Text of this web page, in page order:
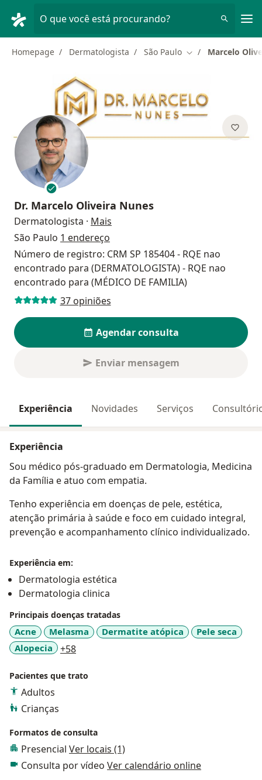
O que você está procurando?
Homepage Dermatologista São Paulo Mudar de cidade
Marcelo
Dr. Marcelo Oliveira Nunes
Dermatologista · Mais
São Paulo 1 endereço
Número de registro: CRM SP 185404 - RQE nao
encontrado para (DERMATOLOGISTA) - RQE nao
encontrado para (MÉDICO DE FAMILIA)
37 opiniões
Agendar consulta
Enviar mensagem
Experiência Novidades Serviços
Experiência
Sou médico pós-graduado em Dermatologia, Medicina
da Família e atuo com empatia.
Tenho experiência em doenças de pele, estética,
atenção primária à saúde e foco em cuidado integral,
prevenção e acompanhamento clínico individualizado.
Experiência em:
Dermatologia estética
Dermatologia clinica
Principais doenças tratadas
Acne Melasma Dermatite atópica
Pele seca
Alopecia
+58a11y_sr_more_diseases
Pacientes que trato
Adultos
Crianças
Formatos de consulta
Presencial Ver locais (1)
Consulta por vídeo Ver calendário online